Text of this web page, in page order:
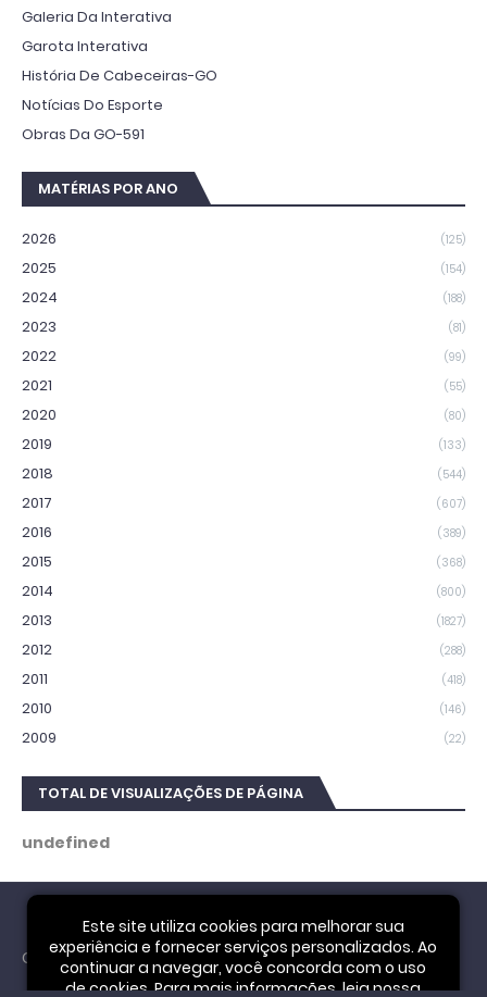
Galeria Da Interativa
Garota Interativa
História De Cabeceiras-GO
Notícias Do Esporte
Obras Da GO-591
MATÉRIAS POR ANO
2026 (125)
2025 (154)
2024 (188)
2023 (81)
2022 (99)
2021 (55)
2020 (80)
2019 (133)
2018 (544)
2017 (607)
2016 (389)
2015 (368)
2014 (800)
2013 (1827)
2012 (288)
2011 (418)
2010 (146)
2009 (22)
TOTAL DE VISUALIZAÇÕES DE PÁGINA
undefined
Cookie Notice
Este site utiliza cookies para melhorar sua
experiência e fornecer serviços personalizados. Ao
continuar a navegar, você concorda com o uso
de cookies. Para mais informações, leia nossa